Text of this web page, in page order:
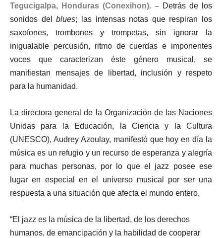
Tegucigalpa, Honduras (Conexihon). – Detrás de los
sonidos delblues; las intensas notas que respiran los
saxofones, trombones y trompetas, sin ignorar la
inigualable percusión, ritmo de cuerdas e imponentes
voces que caracterizan éste género musical, se
manifiestan mensajes de libertad, inclusión y respeto
para la humanidad.
La directora general de la Organización de las Naciones
Unidas para la Educación, la Ciencia y la Cultura
(UNESCO), Audrey Azoulay, manifestó que hoy en día la
música es un refugio y un recurso de esperanza y alegría
para muchas personas, por lo que el jazz posee ese
lugar en especial en el universo musical por ser una
respuesta a una situación que afecta el mundo entero.
“El jazz es la música de la libertad, de los derechos
humanos, de emancipación y la habilidad de cooperar